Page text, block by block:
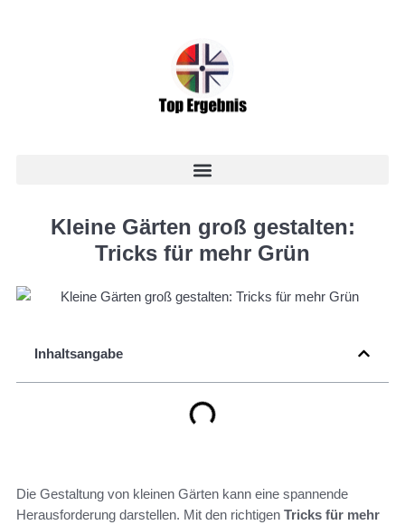
Kleine Gärten groß gestalten:
Tricks für mehr Grün
Inhaltsangabe
Die Gestaltung von kleinen Gärten kann eine spannende
Herausforderung darstellen. Mit den richtigen Tricks für mehr